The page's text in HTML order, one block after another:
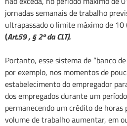
jornadas semanais de trabalho
ultrapassado o limite máximo de 10
(Art.59 , § 2º da CLT).
Portanto, esse sistema de “banco
por exemplo, nos momentos de
estabelecimento do empregador
dos empregados durante um
permanecendo um crédito de
volume de trabalho aumentar, em